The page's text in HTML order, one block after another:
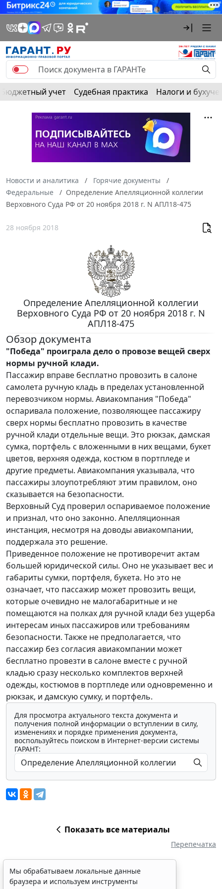
Бюджетный учет Судебная практика Налоги и
Новости и аналитика
Горячие документы
Федеральные
Определение Апелляционной коллегии
Верховного Суда РФ от 20 ноября 2018 г. N АПЛ18-475
28 ноября 2018
Определение Апелляционной коллегии
Верховного Суда РФ от 20 ноября 2018 г. N
АПЛ18-475
Обзор документа
"Победа" проиграла дело о провозе вещей сверх
нормы ручной клади.
Пассажир вправе бесплатно провозить в салоне
самолета ручную кладь в пределах установленной
перевозчиком нормы. Авиакомпания "Победа"
оспаривала положение, позволяющее пассажиру
сверх нормы бесплатно провозить в качестве
ручной клади отдельные вещи. Это рюкзак, дамская
сумка, портфель с вложенными в них вещами, букет
цветов, верхняя одежда, костюм в портпледе и
другие предметы. Авиакомпания указывала, что
пассажиры злоупотребляют этим правилом, оно
сказывается на безопасности.
Верховный Суд проверил оспариваемое положение
и признал, что оно законно. Апелляционная
инстанция, несмотря на доводы авиакомпании,
поддержала это решение.
Приведенное положение не противоречит актам
большей юридической силы. Оно не указывает вес и
габариты сумки, портфеля, букета. Но это не
означает, что пассажир может провозить вещи,
которые очевидно не малогабаритные и не
помещаются на полках для ручной клади без ущерба
интересам иных пассажиров или требованиям
безопасности. Также не предполагается, что
пассажир без согласия авиакомпании может
бесплатно провезти в салоне вместе с ручной
кладью сразу несколько комплектов верхней
одежды, костюмов в портпледе или одновременно и
рюкзак, и дамскую сумку, и портфель.
Для просмотра актуального текста документа и
получения полной информации о вступлении в силу,
изменениях и порядке применения документа,
воспользуйтесь поиском в Интернет-версии системы
ГАРАНТ:
Показать все материалы
Перепечатка
Мы обрабатываем локальные данные
браузера и используем инструменты